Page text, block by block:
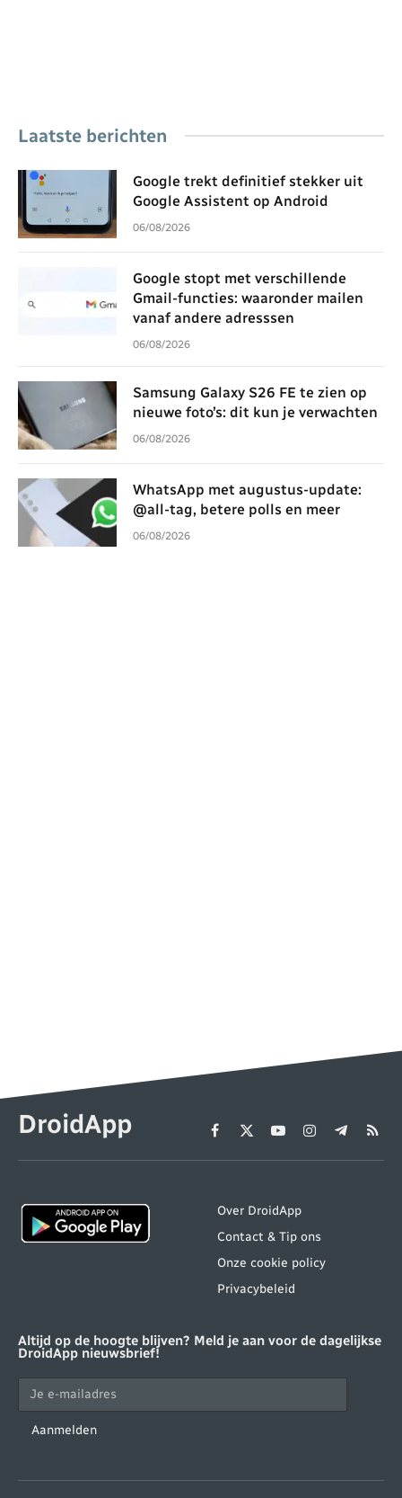
Laatste berichten
Google trekt definitief stekker uit
Google Assistent op Android
06/08/2026
Google stopt met verschillende
Gmail-functies: waaronder mailen
vanaf andere adresssen
06/08/2026
Samsung Galaxy S26 FE te zien op
nieuwe foto’s: dit kun je verwachten
06/08/2026
WhatsApp met augustus-update:
@all-tag, betere polls en meer
06/08/2026
DroidApp Facebook
X
(Twitter)
YouTubeInstagram
Telegram
RSS
Over DroidApp
Contact & Tip ons
Onze cookie policy
Privacybeleid
Altijd op de hoogte blijven? Meld je aan voor de dagelijkse
DroidApp nieuwsbrief!
Aanmelden